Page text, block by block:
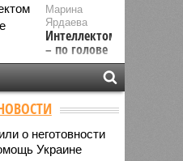
Марина
Ярдаева
Интеллектом
– по голове
о неготовности
Украине